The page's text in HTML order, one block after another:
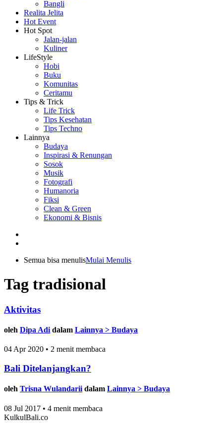
Bangli
Realita Jelita
Hot Event
Hot Spot
Jalan-jalan
Kuliner
LifeStyle
Hobi
Buku
Komunitas
Ceritamu
Tips & Trick
Life Trick
Tips Kesehatan
Tips Techno
Lainnya
Budaya
Inspirasi & Renungan
Sosok
Musik
Fotografi
Humanoria
Fiksi
Clean & Green
Ekonomi & Bisnis
Semua bisa menulisMulai Menulis
Tag tradisional
Aktivitas
oleh Dipa Adi dalam Lainnya > Budaya
04 Apr 2020 • 2 menit membaca
Bali Ditelanjangkan?
oleh Trisna Wulandarii dalam Lainnya > Budaya
08 Jul 2017 • 4 menit membaca
KulkulBali.co